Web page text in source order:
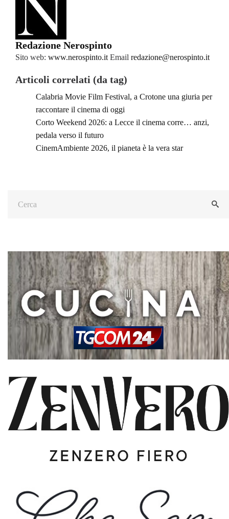
Redazione Nerospinto
Sito web: www.nerospinto.it Email redazione@nerospinto.it
Articoli correlati (da tag)
Calabria Movie Film Festival, a Crotone una giuria per
raccontare il cinema di oggi
Corto Weekend 2026: a Lecce il cinema corre… anzi,
pedala verso il futuro
CinemAmbiente 2026, il pianeta è la vera star